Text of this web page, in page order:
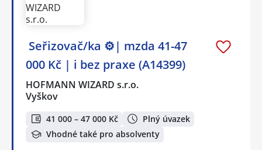
️ Seřizovač/ka ⚙️| mzda 41-47
000 Kč | i bez praxe (A14399)
HOFMANN WIZARD s.r.o.
Vyškov
41 000 – 47 000 Kč
Plný úvazek
Vhodné také pro absolventy